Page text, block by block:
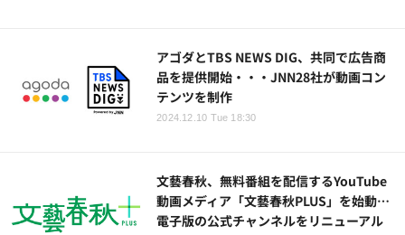
アゴダとTBS NEWS DIG、共同で広告商
品を提供開始・・・JNN28社が動画コン
テンツを制作
2024.12.10 Tue 18:30
文藝春秋、無料番組を配信するYouTube
動画メディア「文藝春秋PLUS」を始動…
電子版の公式チャンネルをリニューアル